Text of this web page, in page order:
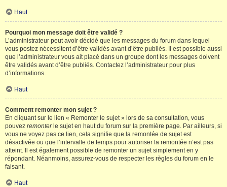
Haut
Pourquoi mon message doit être validé ?
L’administrateur peut avoir décidé que les messages du forum dans lequel
vous postez nécessitent d’être validés avant d’être publiés. Il est possible aussi
que l’administrateur vous ait placé dans un groupe dont les messages doivent
être validés avant d’être publiés. Contactez l’administrateur pour plus
d’informations.
Haut
Comment remonter mon sujet ?
En cliquant sur le lien « Remonter le sujet » lors de sa consultation, vous
pouvez remonterle sujet en haut du forum sur la première page. Par ailleurs, si
vous ne voyez pas ce lien, cela signifie que la remontée de sujet est
désactivée ou que l’intervalle de temps pour autoriser la remontée n’est pas
atteint. Il est également possible de remonter un sujet simplement en y
répondant. Néanmoins, assurez-vous de respecter les règles du forum en le
faisant.
Haut